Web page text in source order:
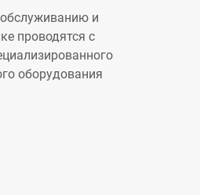
и
проводятся с
оборудования